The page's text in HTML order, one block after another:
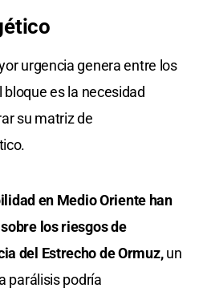
urgencia genera entre los
es la necesidad
su matriz de
en Medio Oriente han
los riesgos de
del Estrecho de Ormuz,un
parálisis podría